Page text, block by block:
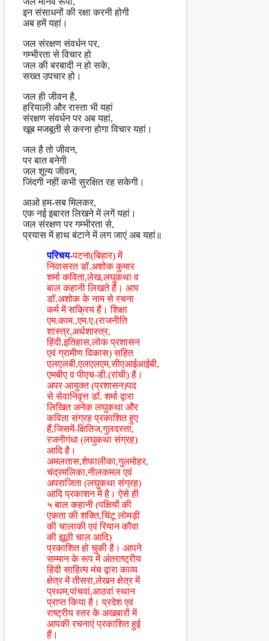
इन संसाधनों की रक्षा करनी होगी
अब हमें यहां।
जल संरक्षण संवर्धन पर,
गम्भीरता से विचार हो
जल की बरबादी न हो सके,
सख्त उपचार हो।
जल ही जीवन है,
हरियाली और रास्ता भी यहां
संरक्षण संवर्धन पर अब यहां,
खूब मजबूती से करना होगा विचार यहां।
जल है तो जीवन,
पर बात बनेगी
जल शून्य जीवन,
जिंदगी नहीं कभी सुरक्षित रह सकेगी।
आओ हम-सब मिलकर,
एक नई इबारत लिखने में लगें यहां।
जल संरक्षण पर गम्भीरता से,
प्रयास में हाथ बंटाने में लग जाएं अब यहां॥
परिचय-पटना(बिहार) में
निवासरत डॉ.अशोक कुमार
शर्मा कविता,लेख,लघुकथा व
बाल कहानी लिखते हैं। आप
डॉ.अशोक के नाम से रचना
कर्म में सक्रिय हैं। शिक्षा
एम.काम.,एम.ए.(राजनीति
शास्त्र,अर्थशास्त्र,
हिंदी,इतिहास,लोक प्रशासन
एवं ग्रामीण विकास) सहित
एलएलबी,एलएलएम,सीएआईआईबी,
एमबीए व पीएच-डी.(रांची) है।
अपर आयुक्त (प्रशासन)पद
से सेवानिवृत्त डॉ. शर्मा द्वारा
लिखित अनेक लघुकथा और
कविता संग्रह प्रकाशित हुए
हैं,जिसमें-क्षितिज,गुलदस्ता,
रजनीगंधा (लघुकथा संग्रह)
आदि है।
अमलतास,शेफालीका,गुलमोहर,
चंद्रमलिका,नीलकमल एवं
अपराजिता (लघुकथा संग्रह)
आदि प्रकाशन में है। ऐसे ही
५ बाल कहानी (पक्षियों की
एकता की शक्ति,चिंटू लोमड़ी
की चालाकी एवं रियान कौवा
की झूठी चाल आदि)
प्रकाशित हो चुकी है। आपने
सम्मान के रूप में अंतराष्ट्रीय
हिंदी साहित्य मंच द्वारा काव्य
क्षेत्र में तीसरा,लेखन क्षेत्र में
प्रथम,पांचवां,आठवां स्थान
प्राप्त किया है। प्रदेश एवं
राष्ट्रीय स्तर के अखबारों में
आपकी रचनाएं प्रकाशित हुई
हैं।